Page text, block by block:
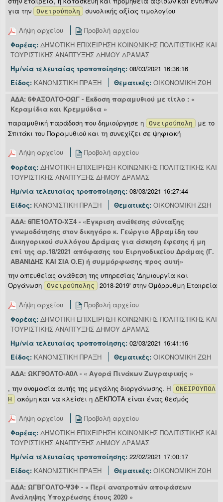
για την
Ονειρούπολη συνολικής αξίας τιμολογίου
Λήψη αρχείου
Προβολή αρχείου
Φορέας: ΔΗΜΟΤΙΚΗ ΕΠΙΧΕΙΡΗΣΗ ΚΟΙΝΩΝΙΚΗΣ ΠΟΛΙΤΙΣΤΙΚΗΣ ΚΑΙ
ΤΟΥΡΙΣΤΙΚΗΣ ΑΝΑΠΤΥΞΗΣ ΔΗΜΟΥ ΔΡΑΜΑΣ
Ημ/νία τελευταίας τροποποίησης: 08/03/2021 16:36:16
Είδος: ΚΑΝΟΝΙΣΤΙΚΗ ΠΡΑΞΗ Θεματικές: ΟΙΚΟΝΟΜΙΚΗ ΖΩΗ
ΑΔΑ: 6ΦΑΞΟΛΤΟ-ΟΩΓ - Έκδοση παραμυθιού με τίτλο : «
Κεραμίδια και Κρεμμύδια »
παραμυθική παράδοση που δημιούργησε η
Ονειρούπολη
με το
Σπιτάκι του Παραμυθιού και τη συνεχίζει σε ψηφιακή
Λήψη αρχείου
Προβολή αρχείου
Φορέας: ΔΗΜΟΤΙΚΗ ΕΠΙΧΕΙΡΗΣΗ ΚΟΙΝΩΝΙΚΗΣ ΠΟΛΙΤΙΣΤΙΚΗΣ ΚΑΙ
ΤΟΥΡΙΣΤΙΚΗΣ ΑΝΑΠΤΥΞΗΣ ΔΗΜΟΥ ΔΡΑΜΑΣ
Ημ/νία τελευταίας τροποποίησης: 08/03/2021 16:27:44
Είδος: ΚΑΝΟΝΙΣΤΙΚΗ ΠΡΑΞΗ Θεματικές: ΟΙΚΟΝΟΜΙΚΗ ΖΩΗ
ΑΔΑ: 6ΠΕ1ΟΛΤΟ-ΧΞ4 - «Έγκριση ανάθεσης σύνταξης
γνωμοδότησης στον δικηγόρο κ. Γεώργιο Αβραμίδη του
Δικηγορικού συλλόγου Δράμας για άσκηση έφεσης ή μη
επί της αρ.18/2021 απόφασης του Ειρηνοδικείου Δράμας (Γ.
ΑΒΑΝΙΔΗΣ ΚΑΙ ΣΙΑ Ο.Ε) ή συμμόρφωσης προς αυτή»
την απευθείας ανάθεση της υπηρεσίας 'Δημιουργία και
Οργάνωση
Ονειρούπολης 2018-2019' στην Ομόρρυθμη Εταιρεία
Λήψη αρχείου
Προβολή αρχείου
Φορέας: ΔΗΜΟΤΙΚΗ ΕΠΙΧΕΙΡΗΣΗ ΚΟΙΝΩΝΙΚΗΣ ΠΟΛΙΤΙΣΤΙΚΗΣ ΚΑΙ
ΤΟΥΡΙΣΤΙΚΗΣ ΑΝΑΠΤΥΞΗΣ ΔΗΜΟΥ ΔΡΑΜΑΣ
Ημ/νία τελευταίας τροποποίησης: 02/03/2021 16:41:16
Είδος: ΚΑΝΟΝΙΣΤΙΚΗ ΠΡΑΞΗ Θεματικές: ΟΙΚΟΝΟΜΙΚΗ ΖΩΗ
ΑΔΑ: ΩΚΓ9ΟΛΤΟ-Α0Λ - « Αγορά Πινάκων Ζωγραφικής »
, την ονομασία αυτής της μεγάλης διοργάνωσης. Η
ΟΝΕΙΡΟΥΠΟΛ
Η
ακόμη και να κλείσει η ΔΕΚΠΟΤΑ είναι ένας θεσμός
Λήψη αρχείου
Προβολή αρχείου
Φορέας: ΔΗΜΟΤΙΚΗ ΕΠΙΧΕΙΡΗΣΗ ΚΟΙΝΩΝΙΚΗΣ ΠΟΛΙΤΙΣΤΙΚΗΣ ΚΑΙ
ΤΟΥΡΙΣΤΙΚΗΣ ΑΝΑΠΤΥΞΗΣ ΔΗΜΟΥ ΔΡΑΜΑΣ
Ημ/νία τελευταίας τροποποίησης: 22/02/2021 17:00:17
Είδος: ΚΑΝΟΝΙΣΤΙΚΗ ΠΡΑΞΗ Θεματικές: ΟΙΚΟΝΟΜΙΚΗ ΖΩΗ
ΑΔΑ: ΩΓΒΓΟΛΤΟ-Ψ3Φ - « Περί ανατροπών αποφάσεων
Ανάληψης Υποχρέωσης έτους 2020 »